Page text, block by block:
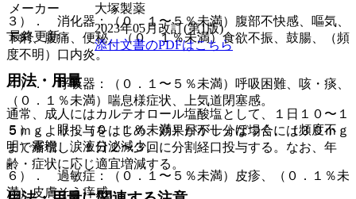
３）． 消化器：（０．１〜５％未満）腹部不快感、嘔気、
下痢、腹痛、便秘、（０．１％未満）食欲不振、鼓腸、（頻
度不明）口内炎。
４）． 呼吸器：（０．１〜５％未満）呼吸困難、咳・痰、
（０．１％未満）喘息様症状、上気道閉塞感。
５）． 眼：（０．１％未満）目がしょぼつく、（頻度不
明）霧視、涙液分泌減少。
６）． 過敏症：（０．１〜５％未満）皮疹、（０．１％未
満）皮膚そう痒感。
メーカー
大塚製薬
最終更新
2023年05月改訂(第1版)
添付文書のPDFはこちら
用法・用量
通常、成人にはカルテオロール塩酸塩として、１日１０〜１
５ｍｇより投与をはじめ、効果が不十分な場合には３０ｍｇ
まで漸増し、１日２〜３回に分割経口投与する。なお、年
齢・症状に応じ適宜増減する。